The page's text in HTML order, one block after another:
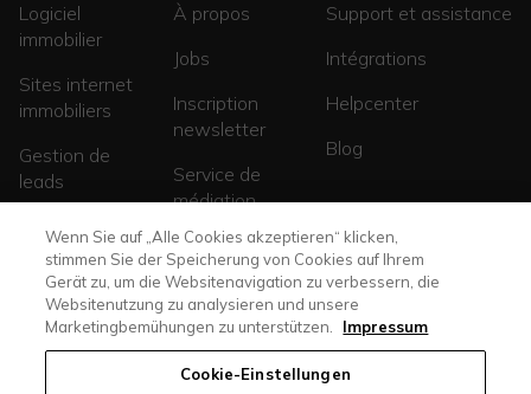
Logiciel
immobilier
Sites internet
immobiliers
Gestion de
leads
Sites de
promotions
À propos
Jobs
Inscription
newsletter
Service de
médiation
Support et assistance
Intégrations
Helpcenter
Blog
Wenn Sie auf „Alle Cookies akzeptieren“ klicken,
stimmen Sie der Speicherung von Cookies auf Ihrem
Gerät zu, um die Websitenavigation zu verbessern, die
Websitenutzung zu analysieren und unsere
Marketingbemühungen zu unterstützen.
Impressum
Cookie-Einstellungen